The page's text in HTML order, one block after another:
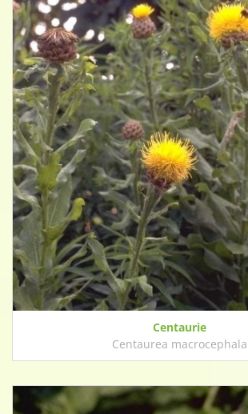
Centaurie
Centaurea macrocephala